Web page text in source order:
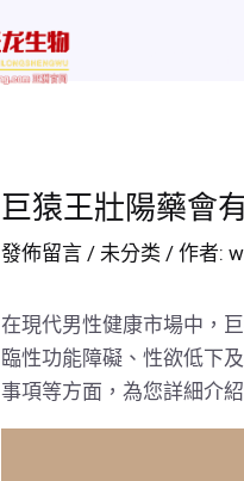
巨猿王壯陽藥會
發佈留言 / 未分类 / 作者:
在現代男性健康市場中，
臨性功能障礙、性欲低下
事項等方面，為您詳細介紹